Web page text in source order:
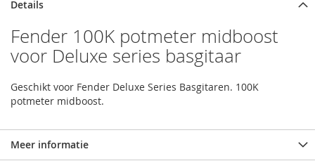
Details
Fender 100K potmeter midboost
voor Deluxe series basgitaar
Geschikt voor Fender Deluxe Series Basgitaren. 100K
potmeter midboost.
Meer informatie